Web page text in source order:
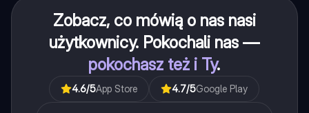
Zobacz, co mówią o nas nasi
użytkownicy. Pokochali nas —
pokochasz też i Ty.
4.6/5App Store 4.7/5Google Play